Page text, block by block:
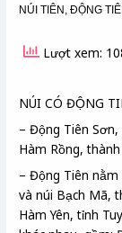
NÚI TIÊN, ĐỘNG
Lượt xem:
NÚI CÓ ĐỘNG
– Động Tiên
Hàm Rồng,
– Động Tiên
và núi Bạch Mã,
Hàm Yên, tỉnh